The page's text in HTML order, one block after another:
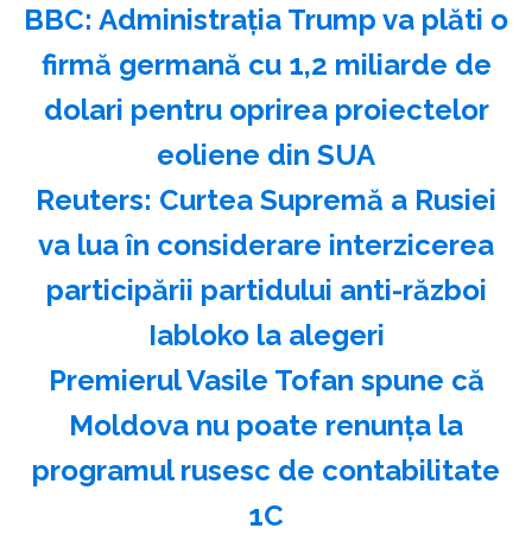
BBC: Administraţia Trump va plăti o
firmă germană cu 1,2 miliarde de
dolari pentru oprirea proiectelor
eoliene din SUA
Reuters: Curtea Supremă a Rusiei
va lua în considerare interzicerea
participării partidului anti-război
Iabloko la alegeri
Premierul Vasile Tofan spune că
Moldova nu poate renunţa la
programul rusesc de contabilitate
1C